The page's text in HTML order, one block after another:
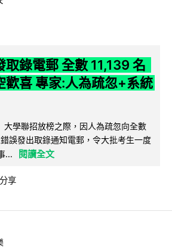
取錄電郵 全數 11,139 名
歡喜 專家:人為疏忽+系統
大學聯招放榜之際，因人為疏忽向全數
誤發出取錄通知電郵，令大批考生一度
...
閱讀全文
分享